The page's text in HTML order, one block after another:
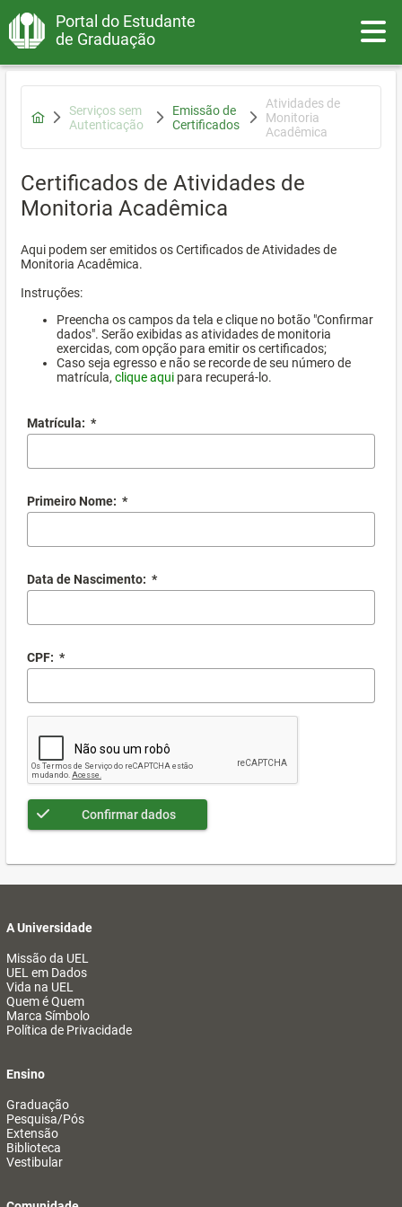
Portal do Estudante
de Graduação
Serviços sem
Autenticação
Emissão de
Certificados
Atividades de
Monitoria
Acadêmica
Certificados de Atividades de
Monitoria Acadêmica
Aqui podem ser emitidos os Certificados de Atividades de
Monitoria Acadêmica.
Instruções:
Preencha os campos da tela e clique no botão "Confirmar
dados". Serão exibidas as atividades de monitoria
exercidas, com opção para emitir os certificados;
Caso seja egresso e não se recorde de seu número de
matrícula, clique aqui para recuperá-lo.
Matrícula: *
Primeiro Nome: *
Data de Nascimento: *
CPF: *
Confirmar dados
A Universidade
Missão da UEL
UEL em Dados
Vida na UEL
Quem é Quem
Marca Símbolo
Política de Privacidade
Ensino
Graduação
Pesquisa/Pós
Extensão
Biblioteca
Vestibular